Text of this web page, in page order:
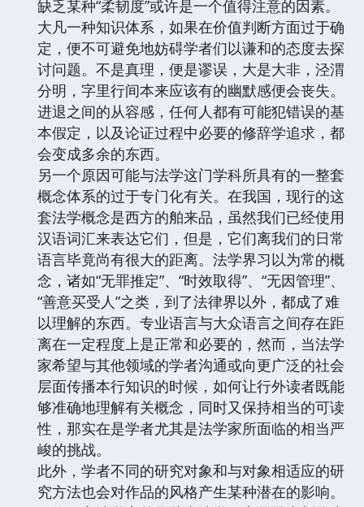
缺乏某种“柔韧度”或许是一个值得注意的因素。
大凡一种知识体系，如果在价值判断方面过于确
定，便不可避免地妨碍学者们以谦和的态度去探
讨问题。不是真理，便是谬误，大是大非，泾渭
分明，字里行间本来应该有的幽默感便会丧失。
进退之间的从容感，任何人都有可能犯错误的基
本假定，以及论证过程中必要的修辞学追求，都
会变成多余的东西。
另一个原因可能与法学这门学科所具有的一整套
概念体系的过于专门化有关。在我国，现行的这
套法学概念是西方的舶来品，虽然我们已经使用
汉语词汇来表达它们，但是，它们离我们的日常
语言毕竟尚有很大的距离。法学界习以为常的概
念，诸如“无罪推定”、“时效取得”、“无因管理”、
“善意买受人”之类，到了法律界以外，都成了难
以理解的东西。专业语言与大众语言之间存在距
离在一定程度上是正常和必要的，然而，当法学
家希望与其他领域的学者沟通或向更广泛的社会
层面传播本行知识的时候，如何让行外读者既能
够准确地理解有关概念，同时又保持相当的可读
性，那实在是学者尤其是法学家所面临的相当严
峻的挑战。
此外，学者不同的研究对象和与对象相适应的研
究方法也会对作品的风格产生某种潜在的影响。